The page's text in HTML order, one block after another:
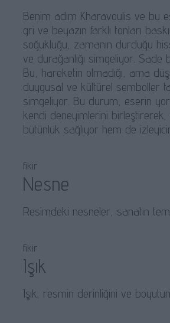
Benim adım Kharavoulis ve bu
gri ve beyazın farklı tonları
soğukluğu, zamanın durduğu
ve durağanlığı simgeliyor.
Bu, hareketin olmadığı, ama
duygusal ve kültürel semboller
simgeliyor. Bu durum, eserin
kendi deneyimlerini
bütünlük sağlıyor hem de
fikir
Nesne
Resimdeki nesneler, sanatın
fikir
Işık
Işık, resmin derinliğini ve